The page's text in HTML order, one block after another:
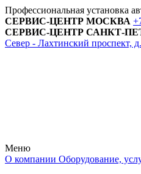
Профессиональная установка
СЕРВИС-ЦЕНТР МОСКВА
СЕРВИС-ЦЕНТР САНКТ-
Север - Лахтинский проспект,
Меню
О компании Оборудование,